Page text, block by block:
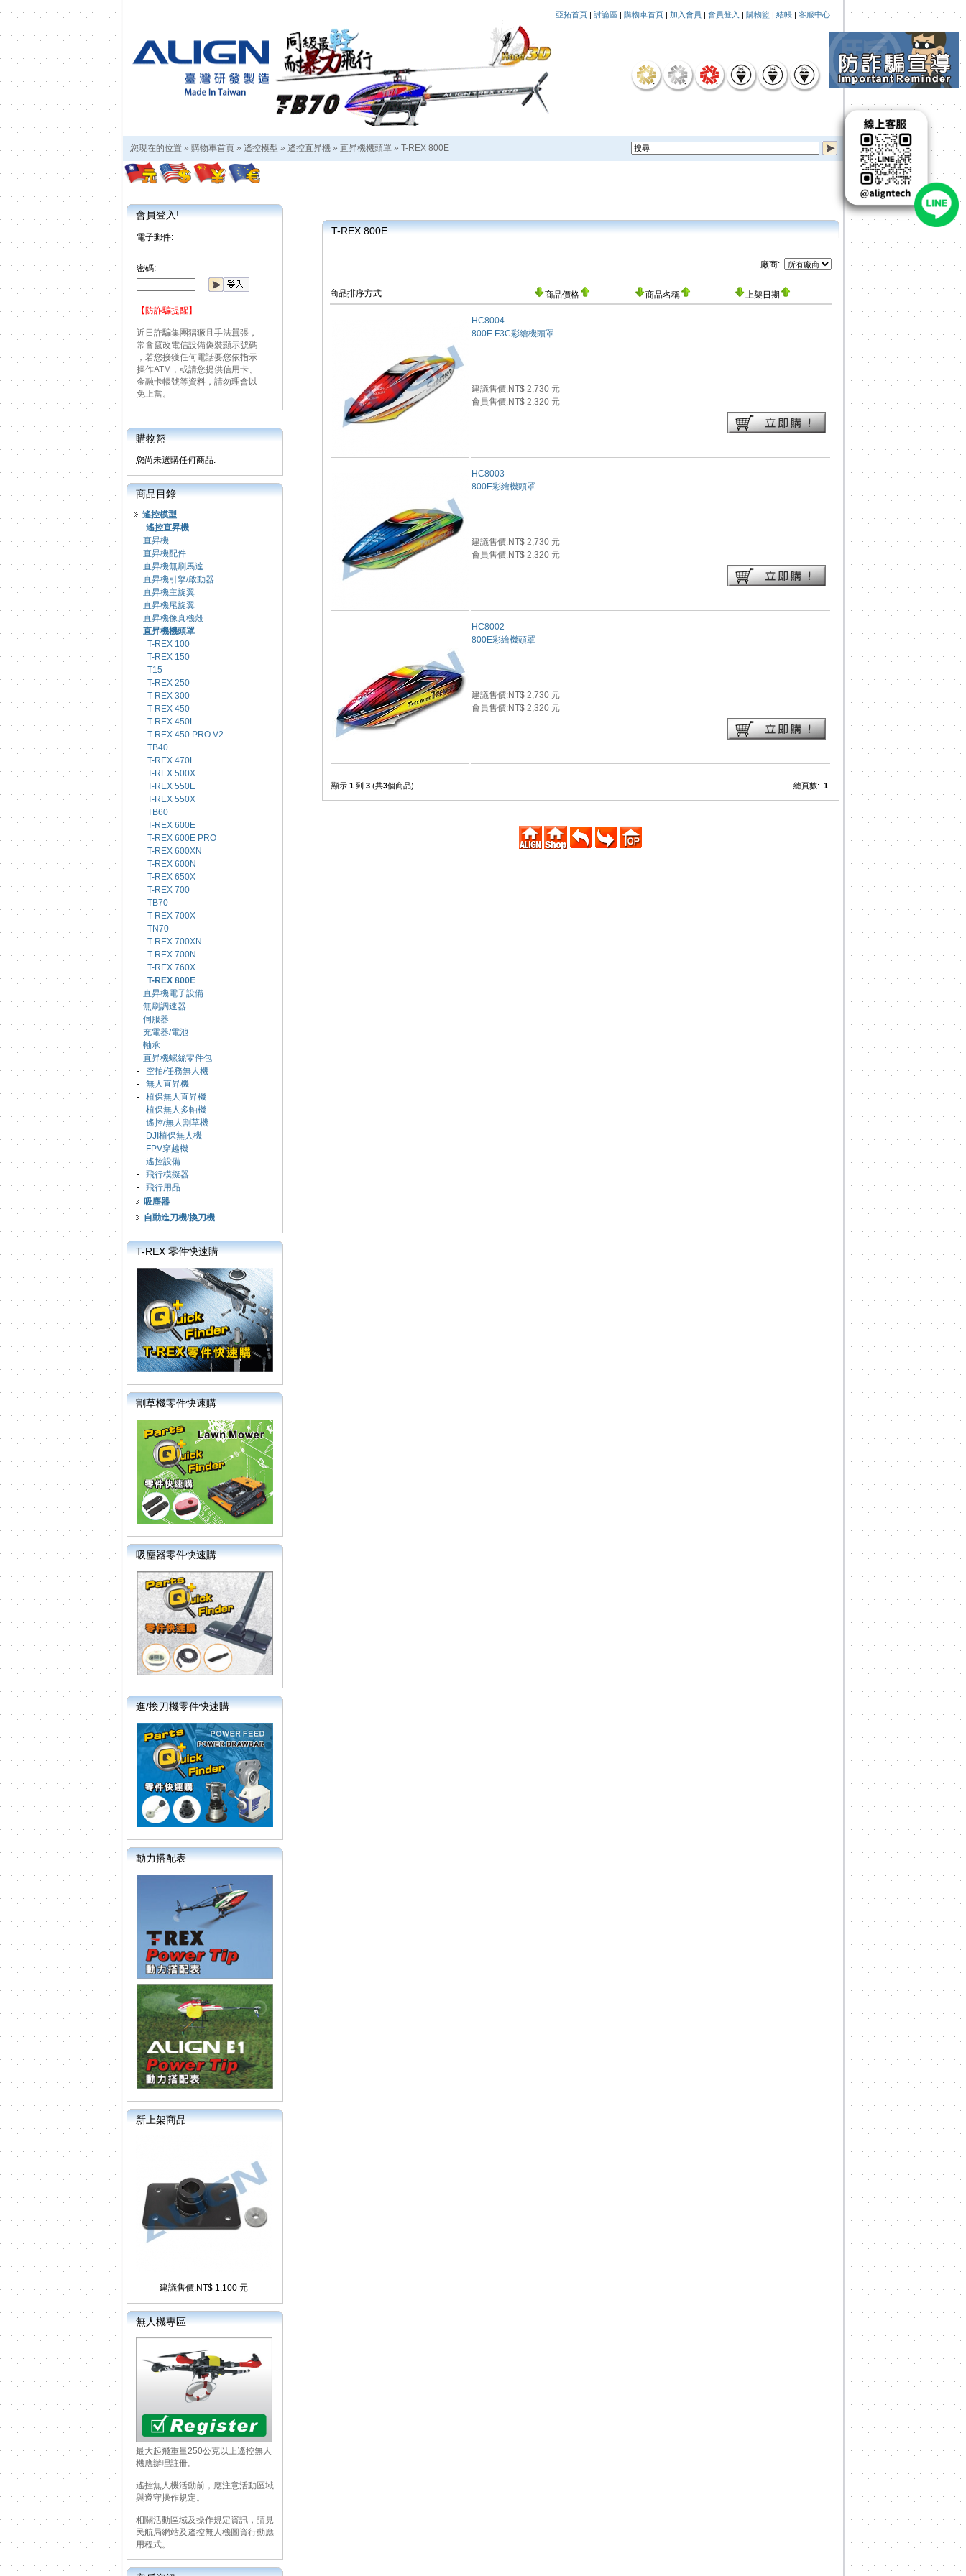
亞拓首頁 | 討論區 | 購物車首頁 | 加入會員 | 會員登入 | 購物籃 | 結帳 | 客服中心
您現在的位置 » 購物車首頁 » 遙控模型 » 遙控直昇機 » 直昇機機頭罩 » T-REX 800E
會員登入!
電子郵件:
密碼:
【防詐騙提醒】
近日詐騙集團猖獗且手法囂張，
常會竄改電信設備偽裝顯示號碼
，若您接獲任何電話要您依指示
操作ATM，或請您提供信用卡、
金融卡帳號等資料，請勿理會以
免上當。
購物籃
您尚未選購任何商品.
商品目錄
遙控模型
- 遙控直昇機
直昇機
直昇機配件
直昇機無刷馬達
直昇機引擎/啟動器
直昇機主旋翼
直昇機尾旋翼
直昇機像真機殼
直昇機機頭罩
T-REX 100
T-REX 150
T15
T-REX 250
T-REX 300
T-REX 450
T-REX 450L
T-REX 450 PRO V2
TB40
T-REX 470L
T-REX 500X
T-REX 550E
T-REX 550X
TB60
T-REX 600E
T-REX 600E PRO
T-REX 600XN
T-REX 600N
T-REX 650X
T-REX 700
TB70
T-REX 700X
TN70
T-REX 700XN
T-REX 700N
T-REX 760X
T-REX 800E
直昇機電子設備
無刷調速器
伺服器
充電器/電池
軸承
直昇機螺絲零件包
- 空拍/任務無人機
- 無人直昇機
- 植保無人直昇機
- 植保無人多軸機
- 遙控/無人割草機
-
DJI植保無人機
-
FPV穿越機
- 遙控設備
- 飛行模擬器
- 飛行用品
吸塵器
自動進刀機/換刀機
T-REX 零件快速購
割草機零件快速購
吸塵器零件快速購
進/換刀機零件快速購
動力搭配表
新上架商品
建議售價:NT$ 1,100 元
無人機專區
最大起飛重量250公克以上遙控無人
機應辦理註冊。
遙控無人機活動前，應注意活動區域
與遵守操作規定。
相關活動區域及操作規定資訊，請見
民航局網站及遙控無人機圖資行動應
用程式。
T-REX 800E
廠商:
商品排序方式 商品價格 商品名稱 上架日期
HC8004
800E F3C彩繪機頭罩
建議售價:NT$ 2,730 元
會員售價:NT$ 2,320 元
HC8003
800E彩繪機頭罩
建議售價:NT$ 2,730 元
會員售價:NT$ 2,320 元
HC8002
800E彩繪機頭罩
建議售價:NT$ 2,730 元
會員售價:NT$ 2,320 元
顯示 1 到 3 (共3個商品) 總頁數: 1